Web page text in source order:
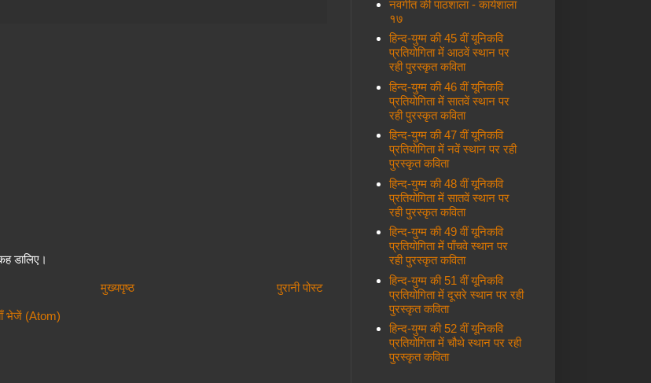
डालिए।
पुरानी पोस्ट
मुख्यपृष्ठ
भेजें (Atom)
नवगीत की पाठशाला - कार्यशाला
१७
हिन्द-युग्म की 45 वीं यूनिकवि
प्रतियोगिता में आठवें स्थान पर
रही पुरस्कृत कविता
हिन्द-युग्म की 46 वीं यूनिकवि
प्रतियोगिता में सातवें स्थान पर
रही पुरस्कृत कविता
हिन्द-युग्म की 47 वीं यूनिकवि
प्रतियोगिता में नवें स्थान पर रही
पुरस्कृत कविता
हिन्द-युग्म की 48 वीं यूनिकवि
प्रतियोगिता में सातवें स्थान पर
रही पुरस्कृत कविता
हिन्द-युग्म की 49 वीं यूनिकवि
प्रतियोगिता में पाँचवे स्थान पर
रही पुरस्कृत कविता
हिन्द-युग्म की 51 वीं यूनिकवि
प्रतियोगिता में दूसरे स्थान पर रही
पुरस्कृत कविता
हिन्द-युग्म की 52 वीं यूनिकवि
प्रतियोगिता में चौथे स्थान पर रही
पुरस्कृत कविता